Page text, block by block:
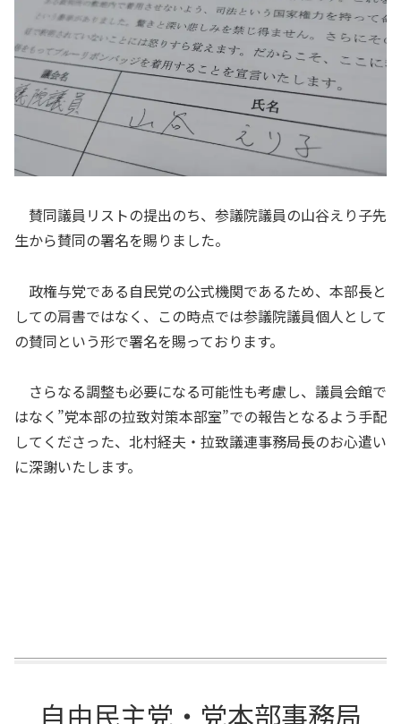
賛同議員リストの提出のち、参議院議員の山谷えり子先
生から賛同の署名を賜りました。
政権与党である自民党の公式機関であるため、本部長と
しての肩書ではなく、この時点では参議院議員個人として
の賛同という形で署名を賜っております。
さらなる調整も必要になる可能性も考慮し、議員会館で
はなく”党本部の拉致対策本部室”での報告となるよう手配
してくださった、北村経夫・拉致議連事務局長のお心遣い
に深謝いたします。
自由民主党・党本部事務局